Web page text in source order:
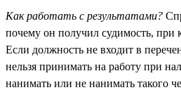
Как работать с результатами?
почему он получил судимость, при
Если должность не входит в
нельзя принимать на работу при
нанимать или не нанимать такого